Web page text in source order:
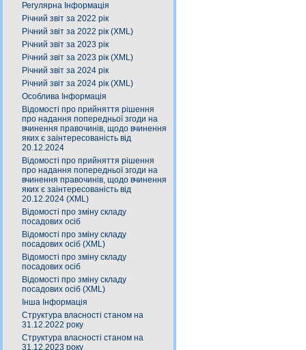
Регулярна Інформація
Річний звіт за 2022 рік
Річний звіт за 2022 рік (XML)
Річний звіт за 2023 рік
Річний звіт за 2023 рік (XML)
Річний звіт за 2024 рік
Річний звіт за 2024 рік (XML)
Особлива Інформація
Відомості про прийняття рішення
про надання попередньої згоди на
вчинення правочинів, щодо вчинення
яких є заінтересованість від
20.12.2024
Відомості про прийняття рішення
про надання попередньої згоди на
вчинення правочинів, щодо вчинення
яких є заінтересованість від
20.12.2024 (XML)
Відомості про зміну складу
посадових осіб
Відомості про зміну складу
посадових осіб (XML)
Відомості про зміну складу
посадових осіб
Відомості про зміну складу
посадових осіб (XML)
Інша Інформація
Структура власності станом на
31.12.2022 року
Структура власності станом на
31.12.2023 року